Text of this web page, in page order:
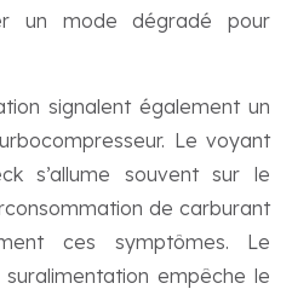
un mode dégradé pour
signalent également un
Le voyant
s’allume souvent sur le
de carburant
ces symptômes. Le
empêche le